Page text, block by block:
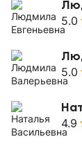
5.0
5.0
4.9